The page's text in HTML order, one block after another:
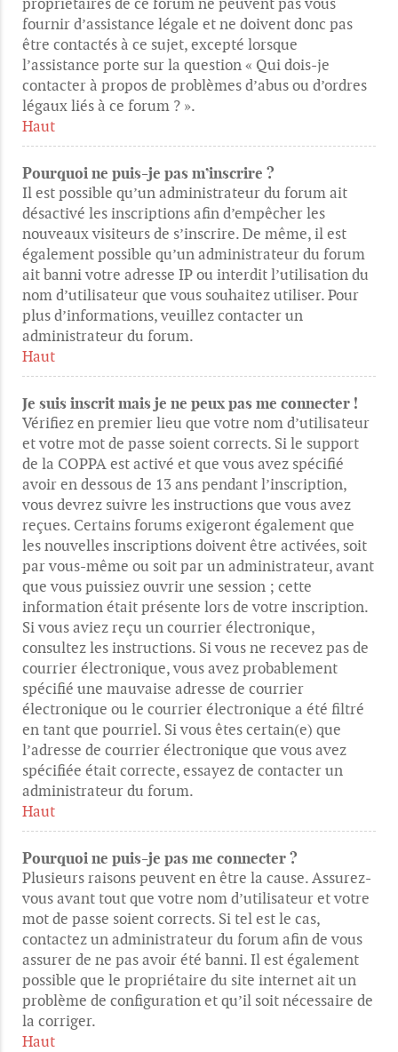
fournir d’assistance légale et ne doivent donc pas
être contactés à ce sujet, excepté lorsque
l’assistance porte sur la question « Qui dois-je
contacter à propos de problèmes d’abus ou d’ordres
légaux liés à ce forum ? ».
Haut
Pourquoi ne puis-je pas m’inscrire ?
Il est possible qu’un administrateur du forum ait
désactivé les inscriptions afin d’empêcher les
nouveaux visiteurs de s’inscrire. De même, il est
également possible qu’un administrateur du forum
ait banni votre adresse IP ou interdit l’utilisation du
nom d’utilisateur que vous souhaitez utiliser. Pour
plus d’informations, veuillez contacter un
administrateur du forum.
Haut
Je suis inscrit mais je ne peux pas me connecter !
Vérifiez en premier lieu que votre nom d’utilisateur
et votre mot de passe soient corrects. Si le support
de la COPPA est activé et que vous avez spécifié
avoir en dessous de 13 ans pendant l’inscription,
vous devrez suivre les instructions que vous avez
reçues. Certains forums exigeront également que
les nouvelles inscriptions doivent être activées, soit
par vous-même ou soit par un administrateur, avant
que vous puissiez ouvrir une session ; cette
information était présente lors de votre inscription.
Si vous aviez reçu un courrier électronique,
consultez les instructions. Si vous ne recevez pas de
courrier électronique, vous avez probablement
spécifié une mauvaise adresse de courrier
électronique ou le courrier électronique a été filtré
en tant que pourriel. Si vous êtes certain(e) que
l’adresse de courrier électronique que vous avez
spécifiée était correcte, essayez de contacter un
administrateur du forum.
Haut
Pourquoi ne puis-je pas me connecter ?
Plusieurs raisons peuvent en être la cause. Assurez-
vous avant tout que votre nom d’utilisateur et votre
mot de passe soient corrects. Si tel est le cas,
contactez un administrateur du forum afin de vous
assurer de ne pas avoir été banni. Il est également
possible que le propriétaire du site internet ait un
problème de configuration et qu’il soit nécessaire de
la corriger.
Haut